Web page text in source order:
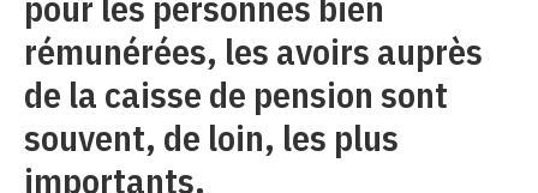
rémunérées, les avoirs auprès
de la caisse de pension sont
souvent, de loin, les plus
importants.